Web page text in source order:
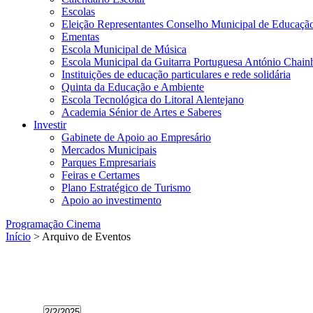
Escolas
Eleição Representantes Conselho Municipal de
Ementas
Escola Municipal de Música
Escola Municipal da Guitarra Portuguesa António
Instituições de educação particulares e rede solidária
Quinta da Educação e Ambiente
Escola Tecnológica do Litoral Alentejano
Academia Sénior de Artes e Saberes
Investir
Gabinete de Apoio ao Empresário
Mercados Municipais
Parques Empresariais
Feiras e Certames
Plano Estratégico de Turismo
Apoio ao investimento
Programação Cinema
Início > Arquivo de Eventos
Eventos